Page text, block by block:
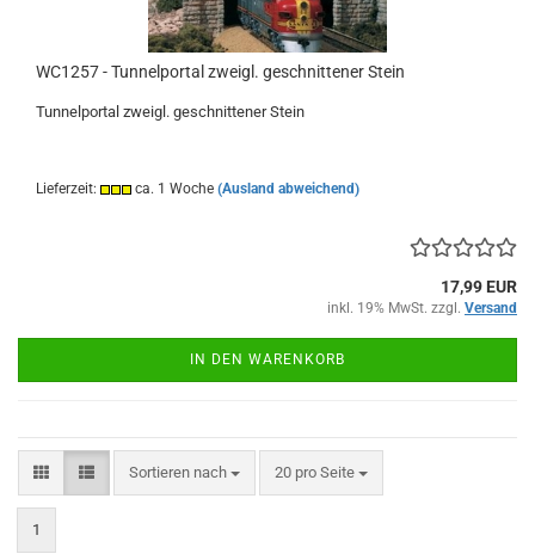
WC1257 - Tunnelportal zweigl. geschnittener Stein
Tunnelportal zweigl. geschnittener Stein
Lieferzeit: ca. 1 Woche (Ausland abweichend)
17,99 EUR
inkl. 19% MwSt. zzgl. Versand
IN DEN WARENKORB
Sortieren nach
Sortieren nach 20 pro Seite
pro Seite
1